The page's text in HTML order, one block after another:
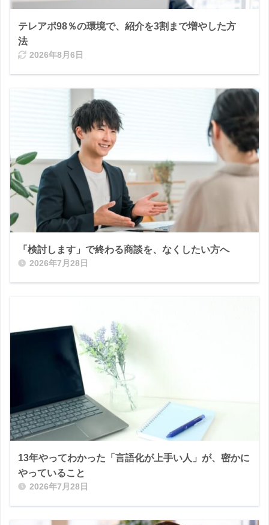
テレアポ98％の環境で、紹介を3割まで増やした方
法
2026年8月6日
「検討します」で終わる商談を、なくしたい方へ
2026年7月28日
13年やってわかった「言語化が上手い人」が、密かに
やっていること
2026年7月28日